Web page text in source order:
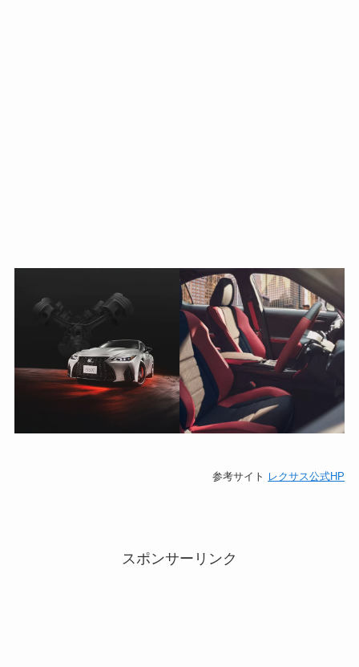
参考サイト レクサス公式HP
スポンサーリンク